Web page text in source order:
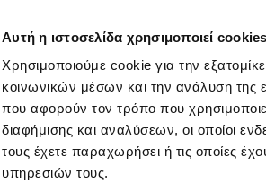
Αυτή η ιστοσελίδα χρησιμοποιεί cookies
Χρησιμοποιούμε cookie για την
κοινωνικών μέσων και την ανάλυση της
που αφορούν τον τρόπο που
διαφήμισης και αναλύσεων, οι οποίοι
τους έχετε παραχωρήσει ή τις οποίες
υπηρεσιών τους.
ΜΑΣ ΠΡΟΓΡΑΜΜΑΤΑ ΣΤΗΡΙΞΕ
/ Η ΕΛΕΠΑΠ Συμμετέχει στην 89η